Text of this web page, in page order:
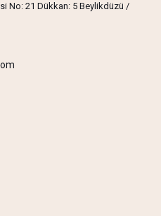
No: 21 Dükkan: 5 Beylikdüzü /